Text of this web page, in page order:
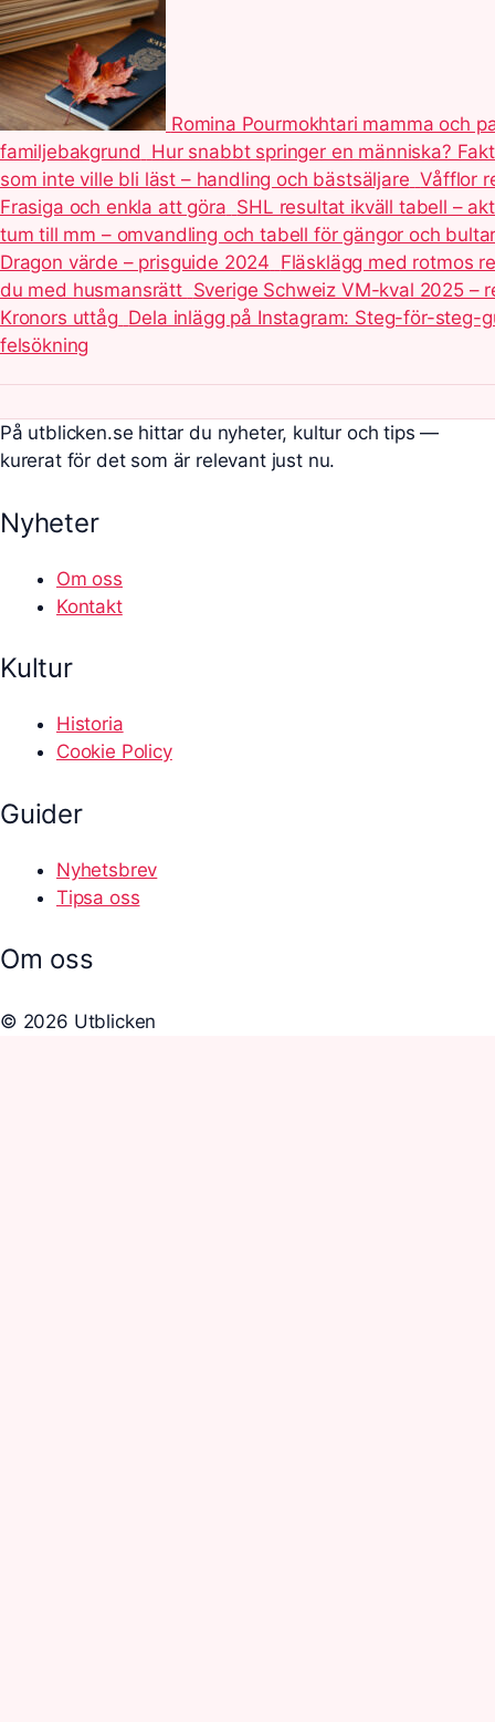
Romina Pourmokhtari mamma och
familjebakgrund Hur snabbt springer en människa?
som inte ville bli läst – handling och bästsäljare Våfflor
Frasiga och enkla att göra SHL resultat ikväll tabell –
tum till mm – omvandling och tabell för gängor och
Dragon värde – prisguide 2024 Fläsklägg med rotmos
du med husmansrätt Sverige Schweiz VM-kval 2025 –
Kronors uttåg Dela inlägg på Instagram: Steg-för-steg-
felsökning
På utblicken.se hittar du nyheter, kultur och tips —
kurerat för det som är relevant just nu.
Nyheter
Om oss
Kontakt
Kultur
Historia
Cookie Policy
Guider
Nyhetsbrev
Tipsa oss
Om oss
© 2026 Utblicken